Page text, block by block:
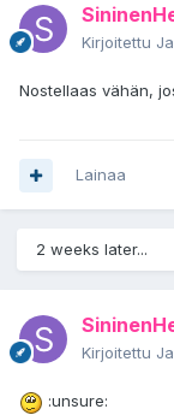
Kirjoitettu
Nostellaas vähän,
Lainaa
2 weeks later...
Kirjoitettu
:unsure: